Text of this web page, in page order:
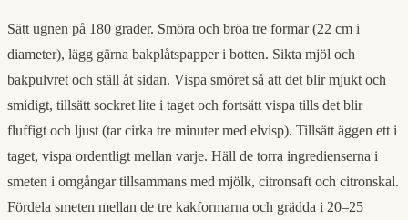
Sätt ugnen på 180 grader. Smöra och bröa tre formar (22 cm i
diameter), lägg gärna bakplåtspapper i botten. Sikta mjöl och
bakpulvret och ställ åt sidan. Vispa smöret så att det blir mjukt och
smidigt, tillsätt sockret lite i taget och fortsätt vispa tills det blir
fluffigt och ljust (tar cirka tre minuter med elvisp). Tillsätt äggen ett i
taget, vispa ordentligt mellan varje. Häll de torra ingredienserna i
smeten i omgångar tillsammans med mjölk, citronsaft och citronskal.
Fördela smeten mellan de tre kakformarna och grädda i 20–25